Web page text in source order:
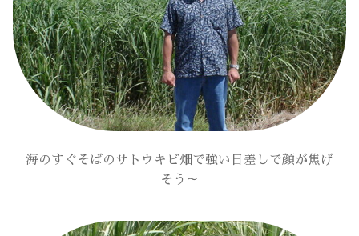
海のすぐそばのサトウキビ畑で強い日差しで顔が焦げ
そう～